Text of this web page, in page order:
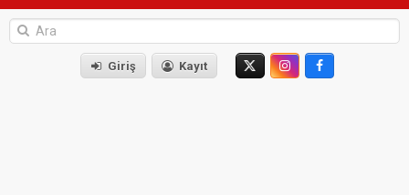
Giriş Kayıt